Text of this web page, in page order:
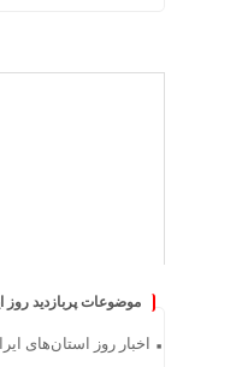
موضوعات پربازدید روز
اخبار روز استان‌های